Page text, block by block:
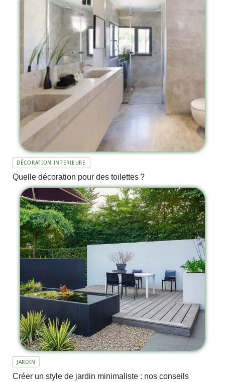
DÉCORATION INTERIEURE
Quelle décoration pour des toilettes ?
JARDIN
Créer un style de jardin minimaliste : nos conseils